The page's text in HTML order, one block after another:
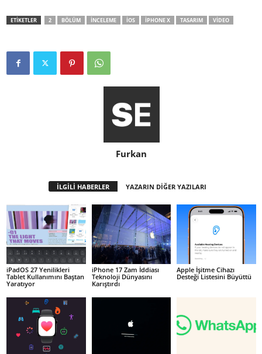
ETİKETLER 2 BÖLÜM INCELEME IOS IPHONE X TASARIM VIDEO
Furkan
İLGİLİ HABERLER YAZARIN DİĞER YAZILARI
iPadOS 27 Yenilikleri
Tablet Kullanımını Baştan
Yaratıyor
iPhone 17 Zam İddiası
Teknoloji Dünyasını
Karıştırdı
Apple İşitme Cihazı
Desteği Listesini Büyüttü